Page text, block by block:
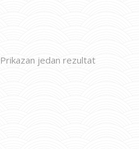
Prikazan jedan rezultat